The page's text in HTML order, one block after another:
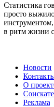
Статистика
просто
в ритм жизни
Новости
О
Реклама